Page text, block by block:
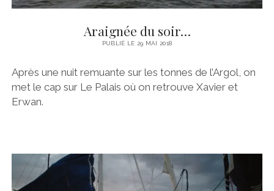
Araignée du soir…
PUBLIÉ LE 29 MAI 2018
Après une nuit remuante sur les tonnes de l’Argol, on
met le cap sur Le Palais où on retrouve Xavier et
Erwan.